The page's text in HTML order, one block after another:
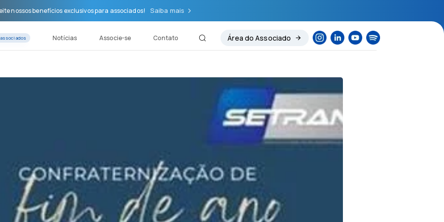
nossos benefícios exclusivos para associados! Saiba mais
Notícias Associe-se Contato Área do Associado